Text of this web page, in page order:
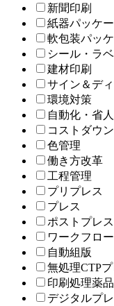
新聞印刷
紙器パッケ
軟包装パッ
シール・ラ
建材印刷
サイン＆デ
環境対策
自動化・省
コストダウン
色管理
働き方改革
工程管理
プリプレス
プレス
ポストプレス
ワークフロー
自動組版
無処理CTPプ
印刷処理薬
デジタルプ